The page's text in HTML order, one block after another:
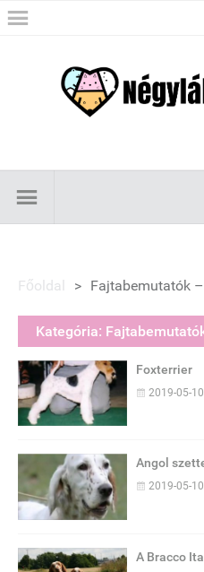
Főoldal > Fajtabemutatók
Kategória:
Foxterrier
2019-05-10
Angol
2019-05-10
A Bracco